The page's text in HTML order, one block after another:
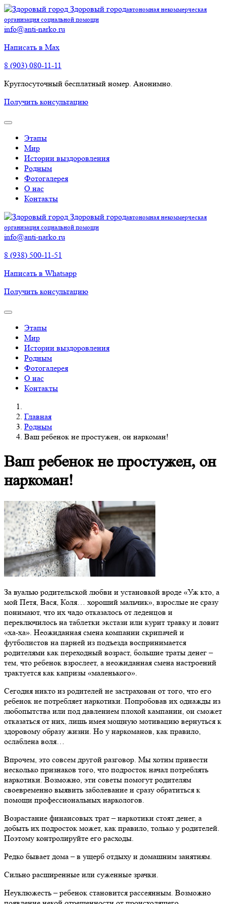
Здоровый городавтономная некоммерческая
организация социальной помощи
info@anti-narko.ru
Написать в Max
8 (903) 080-11-11
Круглосуточный бесплатный номер. Анонимно.
Получить консультацию
Этапы
Мир
Истории выздоровления
Родным
Фотогалерея
О нас
Контакты
Здоровый городавтономная некоммерческая
организация социальной помощи
info@anti-narko.ru
8 (938) 500-11-51
Написать в Whatsapp
Получить консультацию
Этапы
Мир
Истории выздоровления
Родным
Фотогалерея
О нас
Контакты
Главная
Родным
Ваш ребенок не простужен, он наркоман!
Ваш ребенок не простужен, он
наркоман!
За вуалью родительской любви и установкой вроде «Уж кто, а
мой Петя, Вася, Коля… хороший мальчик», взрослые не сразу
понимают, что их чадо отказалось от леденцов и
переключилось на таблетки экстази или курит травку и ловит
«ха-ха». Неожиданная смена компании скрипачей и
футболистов на парней из подъезда воспринимается
родителями как переходный возраст, большие траты денег –
тем, что ребенок взрослеет, а неожиданная смена настроений
трактуется как капризы «маленького».
Сегодня никто из родителей не застрахован от того, что его
ребенок не потребляет наркотики. Попробовав их однажды из
любопытства или под давлением плохой кампании, он сможет
отказаться от них, лишь имея мощную мотивацию вернуться к
здоровому образу жизни. Но у наркоманов, как правило,
ослаблена воля…
Впрочем, это совсем другой разговор. Мы хотим привести
несколько признаков того, что подросток начал потреблять
наркотики. Возможно, эти советы помогут родителям
своевременно выявить заболевание и сразу обратиться к
помощи профессиональных наркологов.
Возрастание финансовых трат – наркотики стоят денег, а
добыть их подросток может, как правило, только у родителей.
Поэтому контролируйте его расходы.
Редко бывает дома – в ущерб отдыху и домашним занятиям.
Сильно расширенные или суженные зрачки.
Неуклюжесть – ребенок становится рассеянным. Возможно